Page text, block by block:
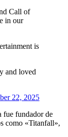
Call of
in our
is
and loved
22, 2025
fue fundador de
como «Titanfall»,